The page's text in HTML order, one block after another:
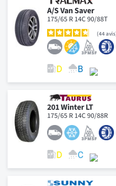
A/S Van Saver
175/65 R 14C 90/88T
44avis
201 Winter LT
175/65 R 14C 90/88R